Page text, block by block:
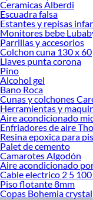
Ceramicas Alberdi
Escuadra falsa
Estantes y repisas
Monitores bebe
Parrillas y accesorios
Colchon cuna 130 x 60
Llaves punta corona
Pino
Alcohol gel
Bano Roca
Cunas y colchones
Herramientas y
Aire acondicionado
Enfriadores de aire
Resina epoxica para
Palet de cemento
Camarotes Algodón
Aire acondicionado
Cable electrico 2 5
Piso flotante 8mm
Copas Bohemia crystal